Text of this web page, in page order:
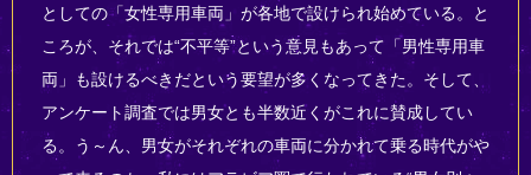
としての「女性専用車両」が各地で設けられ始めている。と
ころが、それでは“不平等”という意見もあって「男性専用車
両」も設けるべきだという要望が多くなってきた。そして、
アンケート調査では男女とも半数近くがこれに賛成してい
る。う～ん、男女がそれぞれの車両に分かれて乗る時代がや